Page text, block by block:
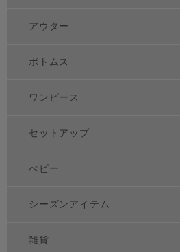
アウター
ボトムス
ワンピース
セットアップ
べビー
シーズンアイテム
雑貨